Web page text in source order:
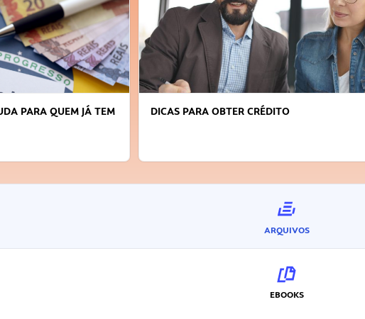
FAÇA A DIFERENÇA: SEJA SUSTENTÁVEL, SEJA
ARQUIVOS
EBOOKS